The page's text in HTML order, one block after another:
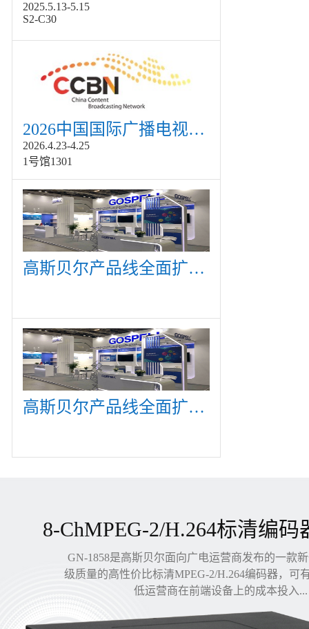
2025.5.13-5.15
S2-C30
2026中国国际广播电视信息网络展览会展
2026.4.23-4.25
1号馆1301
高斯贝尔产品线全面扩展，众多新产品亮相CommunicAsia 2019
高斯贝尔产品线全面扩展，众多新产品亮相CommunicAsia 2019
8-ChMPEG-2/H.264标清编码
GN-1858是高斯贝尔面向广电运营商发布的一款
级质量的高性价比标清MPEG-2/H.264编码器，可
低运营商在前端设备上的成本投入...